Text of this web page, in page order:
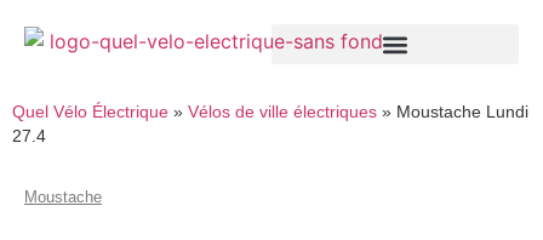
Quel Vélo Électrique » Vélos de ville électriques » Moustache Lundi
27.4
Moustache